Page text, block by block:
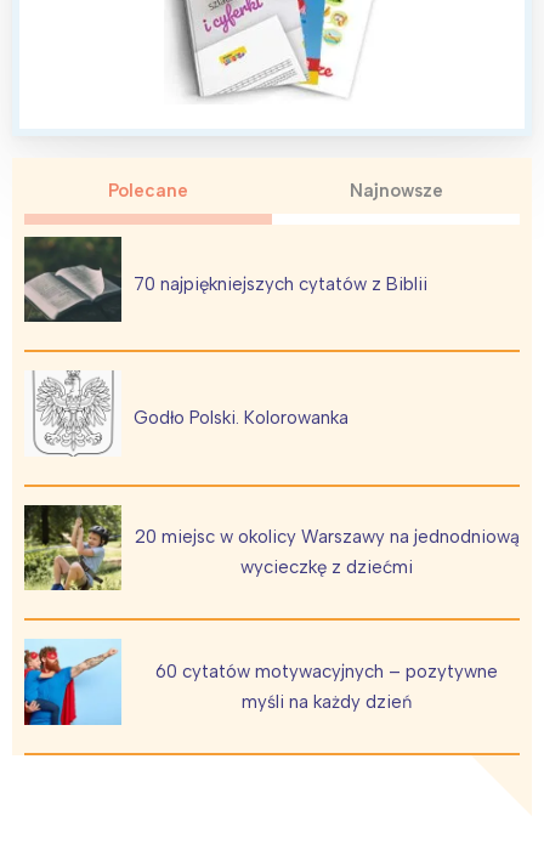
Polecane Najnowsze
70 najpiękniejszych cytatów z Biblii
Godło Polski. Kolorowanka
20 miejsc w okolicy Warszawy na jednodniową
wycieczkę z dziećmi
60 cytatów motywacyjnych – pozytywne
myśli na każdy dzień